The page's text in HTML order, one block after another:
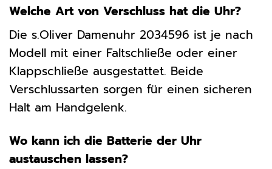
Welche Art von Verschluss hat die Uhr?
Die s.Oliver Damenuhr 2034596 ist je nach
Modell mit einer Faltschließe oder einer
Klappschließe ausgestattet. Beide
Verschlussarten sorgen für einen sicheren
Halt am Handgelenk.
Wo kann ich die Batterie der Uhr
austauschen lassen?